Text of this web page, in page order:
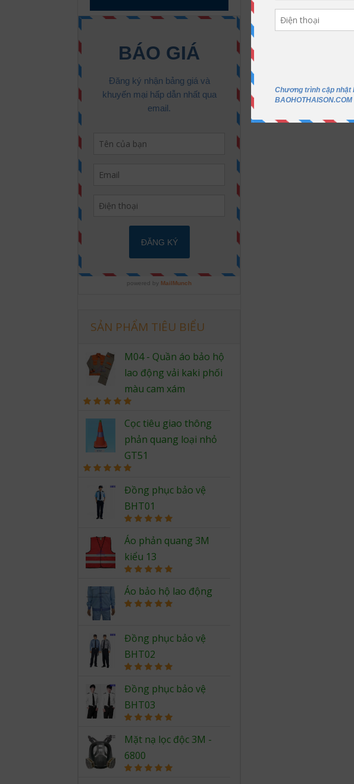
SẢN PHẨM TIÊU BIỂU
M04 - Quần áo bảo hộ
lao động vải kaki phối
màu cam xám
out of 5
Cọc tiêu giao thông
phản quang loại nhỏ
GT51
out of 5
Đồng phục bảo vệ
BHT01
out of 5
Áo phản quang 3M
kiểu 13
out of 5
Áo bảo hộ lao động
Đồng phục bảo vệ
BHT02
out of 5
Đồng phục bảo vệ
BHT03
out of 5
Mặt nạ lọc độc 3M -
6800